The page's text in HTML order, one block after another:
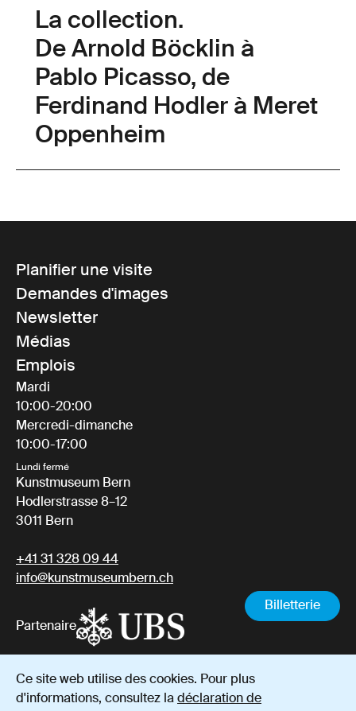
La collection.
De Arnold Böcklin à
Pablo Picasso, de
Ferdinand Hodler à Meret
Oppenheim
Billetterie
Ce site web utilise des cookies. Pour plus
d'informations, consultez la déclaration de
Planifier une visite
Demandes d'images
Newsletter
Médias
Emplois
Mardi
10:00-20:00
Mercredi-dimanche
10:00-17:00
Lundi fermé
Kunstmuseum Bern
Hodlerstrasse 8–12
3011 Bern
+41 31 328 09 44
info@kunstmuseumbern.ch
Partenaire
Mentions
Protection des
Conditions générales de